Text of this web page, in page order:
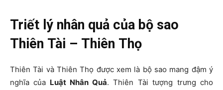
Triết lý nhân quả của bộ sao
Thiên Tài – Thiên Thọ
Thiên Tài và Thiên Thọ được xem là bộ sao mang đậm ý
nghĩa của Luật Nhân Quả. Thiên Tài tượng trưng cho